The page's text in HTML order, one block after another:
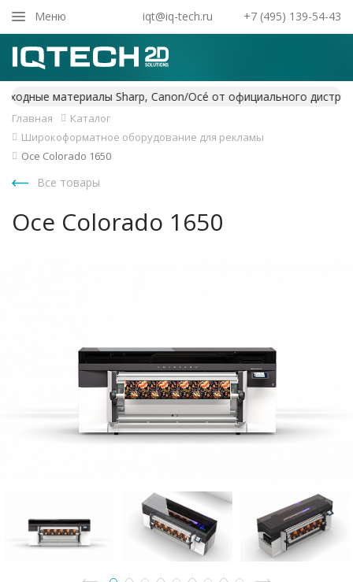
Меню
iqt@iq-tech.ru
+7 (495) 139-54-43
Главная
Каталог
Широкоформатное оборудование для рекламы
Oce Colorado 1650
Все товары
Oce Colorado 1650